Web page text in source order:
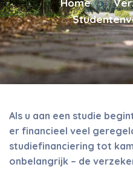
Als u aan een studie
er financieel veel
studiefinanciering tot
onbelangrijk – de